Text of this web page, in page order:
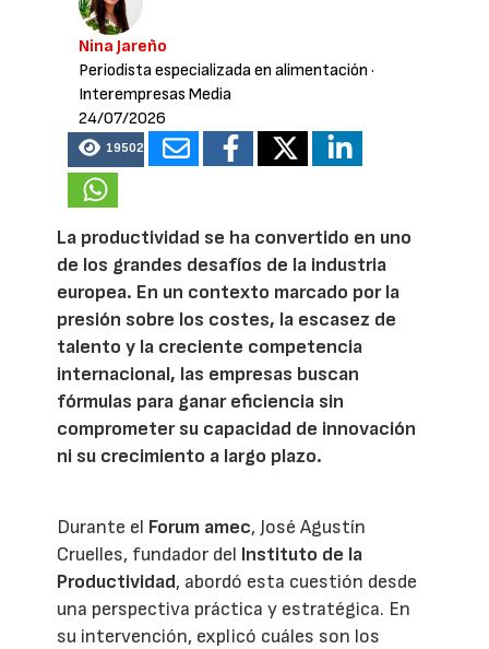
Nina Jareño
Periodista especializada en alimentación ·
Interempresas Media
24/07/2026
19502
La productividad se ha convertido en uno
de los grandes desafíos de la industria
europea. En un contexto marcado por la
presión sobre los costes, la escasez de
talento y la creciente competencia
internacional, las empresas buscan
fórmulas para ganar eficiencia sin
comprometer su capacidad de innovación
ni su crecimiento a largo plazo.
Durante el Forum amec, José Agustín
Cruelles, fundador del Instituto de la
Productividad, abordó esta cuestión desde
una perspectiva práctica y estratégica. En
su intervención, explicó cuáles son los